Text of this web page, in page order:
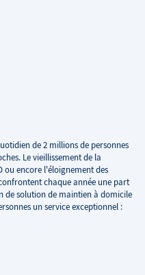
de 2 millions de personnes
Le vieillissement de la
ou encore l'éloignement des
chaque année une part
de solution de maintien à domicile
un service exceptionnel :